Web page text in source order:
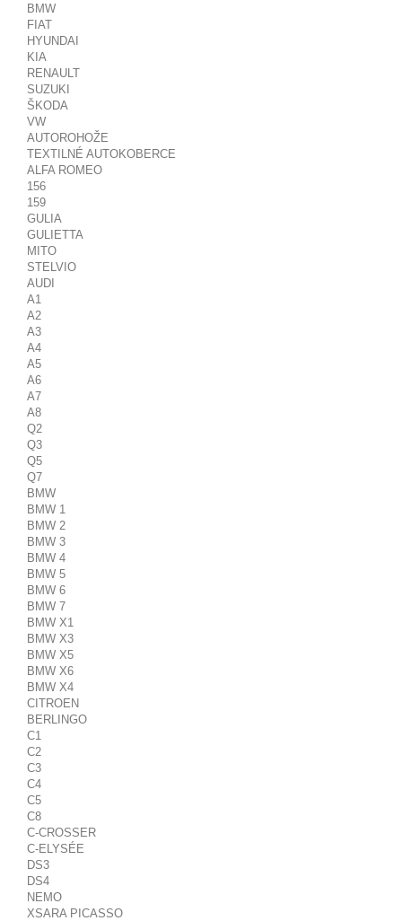
BMW
FIAT
HYUNDAI
KIA
RENAULT
SUZUKI
ŠKODA
VW
AUTOROHOŽE
TEXTILNÉ AUTOKOBERCE
ALFA ROMEO
156
159
GULIA
GULIETTA
MITO
STELVIO
AUDI
A1
A2
A3
A4
A5
A6
A7
A8
Q2
Q3
Q5
Q7
BMW
BMW 1
BMW 2
BMW 3
BMW 4
BMW 5
BMW 6
BMW 7
BMW X1
BMW X3
BMW X5
BMW X6
BMW X4
CITROEN
BERLINGO
C1
C2
C3
C4
C5
C8
C-CROSSER
C-ELYSÉE
DS3
DS4
NEMO
XSARA PICASSO